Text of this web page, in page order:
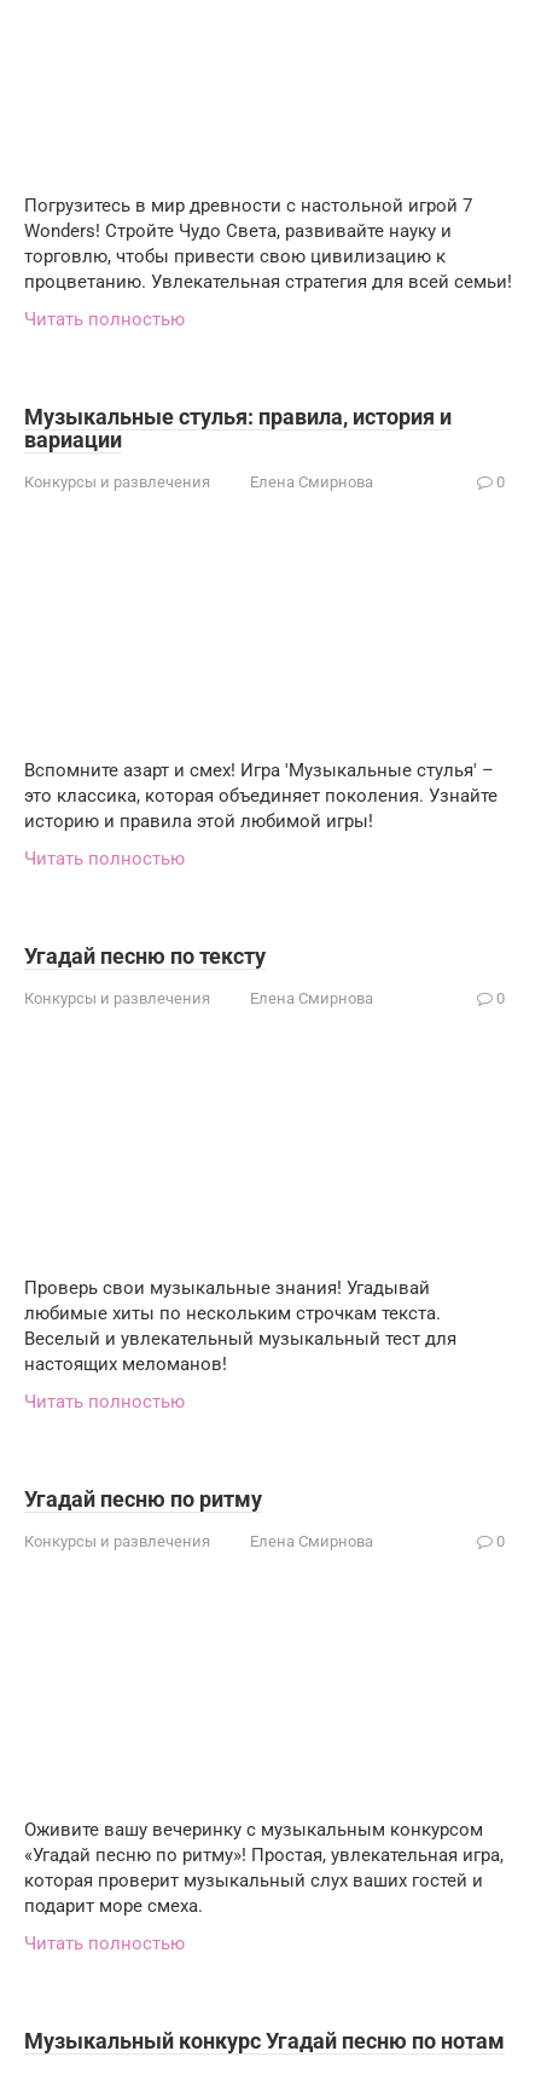
Погрузитесь в мир древности с настольной игрой 7
Wonders! Стройте Чудо Света, развивайте науку и
торговлю, чтобы привести свою цивилизацию к
процветанию. Увлекательная стратегия для всей семьи!
Читать полностью
Музыкальные стулья: правила, история и
вариации
Конкурсы и развлечения Елена Смирнова 0
Вспомните азарт и смех! Игра 'Музыкальные стулья' –
это классика, которая объединяет поколения. Узнайте
историю и правила этой любимой игры!
Читать полностью
Угадай песню по тексту
Конкурсы и развлечения Елена Смирнова 0
Проверь свои музыкальные знания! Угадывай
любимые хиты по нескольким строчкам текста.
Веселый и увлекательный музыкальный тест для
настоящих меломанов!
Читать полностью
Угадай песню по ритму
Конкурсы и развлечения Елена Смирнова 0
Оживите вашу вечеринку с музыкальным конкурсом
«Угадай песню по ритму»! Простая, увлекательная игра,
которая проверит музыкальный слух ваших гостей и
подарит море смеха.
Читать полностью
Музыкальный конкурс Угадай песню по нотам